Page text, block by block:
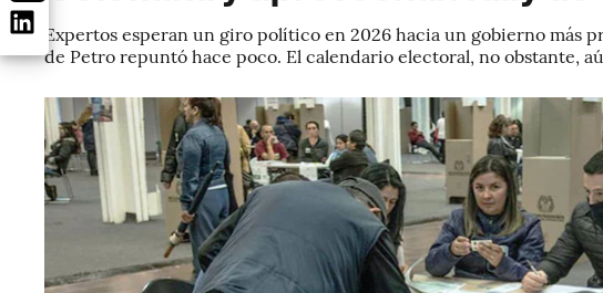
Expertos esperan un giro político en 2026 hacia un gobierno más
de Petro repuntó hace poco. El calendario electoral, no obstante,